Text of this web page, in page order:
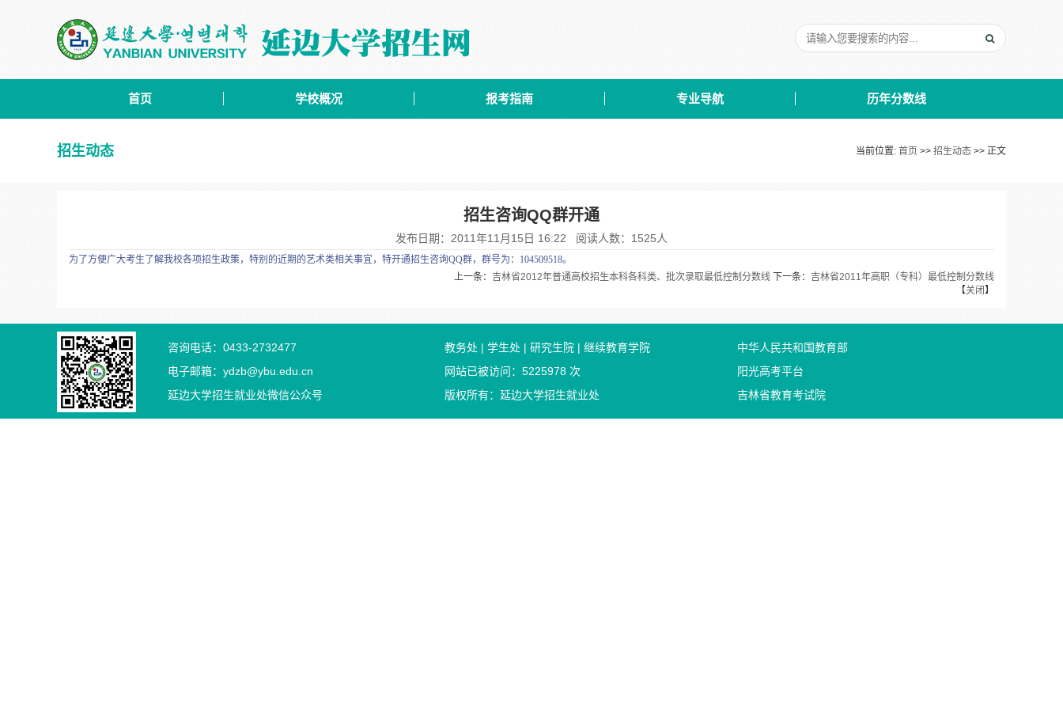
首页 学校概况 报考指南 专业导航 历年分数线
招生动态 当前位置: 首页 >> 招生动态 >> 正文
招生咨询QQ群开通
发布日期：2011年11月15日 16:22 阅读人数： 1525人
为了方便广大考生了解我校各项招生政策，特别的近期的艺术类相关事宜，特开通招生咨询QQ群，群号为：104509518。
上一条： 吉林省2012年普通高校招生本科各科类、批次录取最低控制分数线 下一条： 吉林省2011年高职（专科）最低控制分数线
【关闭】
咨询电话：0433-2732477
电子邮箱：ydzb@ybu.edu.cn
延边大学招生就业处微信公众号
教务处 | 学生处 | 研究生院 | 继续教育学院
网站已被访问： 5225978 次
版权所有：延边大学招生就业处
中华人民共和国教育部
阳光高考平台
吉林省教育考试院